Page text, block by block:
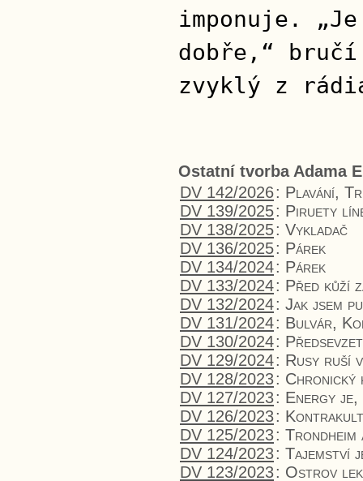
imponuje.
dobře,“
zvyklý z
Ostatní tvorba Adama
DV 142/2026: Plavání,
DV 139/2025: Piruety
DV 138/2025: Vykladač
DV 136/2025: Párek
DV 134/2024: Párek
DV 133/2024: Před kůží
DV 132/2024: Jak jsem
DV 131/2024: Bulvár,
DV 130/2024:
DV 129/2024: Rusy ruší
DV 128/2023: Chronický
DV 127/2023: Energy je,
DV 126/2023:
DV 125/2023: Trondheim
DV 124/2023: Tajemství
DV 123/2023: Ostrov